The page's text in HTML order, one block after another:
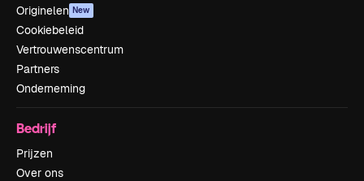
Originelen New
Cookiebeleid
Vertrouwenscentrum
Partners
Onderneming
Bedrijf
Prijzen
Over ons